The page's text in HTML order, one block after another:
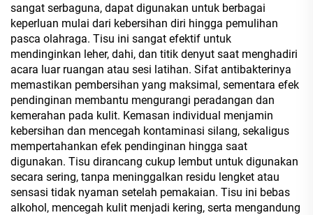
sangat serbaguna, dapat digunakan untuk berbagai
keperluan mulai dari kebersihan diri hingga pemulihan
pasca olahraga. Tisu ini sangat efektif untuk
mendinginkan leher, dahi, dan titik denyut saat menghadiri
acara luar ruangan atau sesi latihan. Sifat antibakterinya
memastikan pembersihan yang maksimal, sementara efek
pendinginan membantu mengurangi peradangan dan
kemerahan pada kulit. Kemasan individual menjamin
kebersihan dan mencegah kontaminasi silang, sekaligus
mempertahankan efek pendinginan hingga saat
digunakan. Tisu dirancang cukup lembut untuk digunakan
secara sering, tanpa meninggalkan residu lengket atau
sensasi tidak nyaman setelah pemakaian. Tisu ini bebas
alkohol, mencegah kulit menjadi kering, serta mengandung